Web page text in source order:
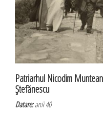
Patriarhul Nicodim
Ştefănescu
Datare:anii 40